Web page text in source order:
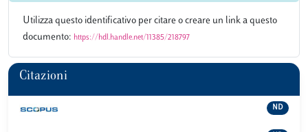
Utilizza questo identificativo per citare o creare un link a questo
documento: https://hdl.handle.net/11385/218797
Citazioni
ND